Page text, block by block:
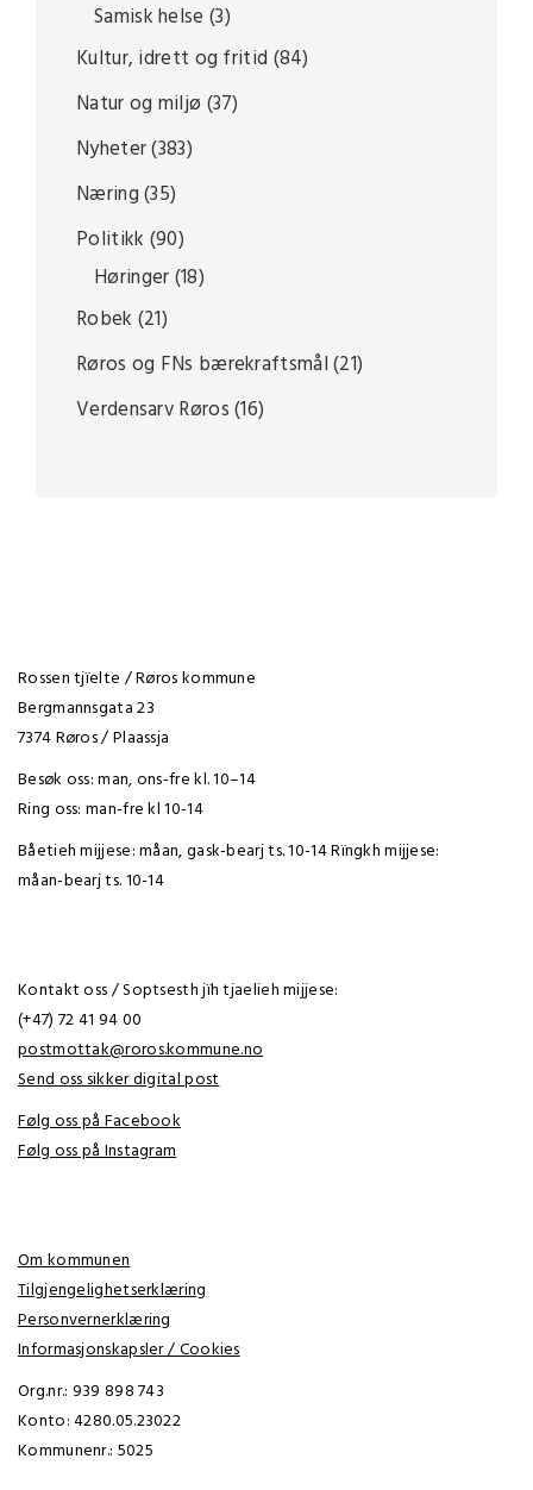
Samisk helse (3)
Kultur, idrett og fritid (84)
Natur og miljø (37)
Nyheter(383)
Næring(35)
Politikk (90)
Høringer(18)
Robek (21)
Røros og FNs bærekraftsmål(21)
Verdensarv Røros(16)
Rossen tjïelte / Røros kommune
Bergmannsgata 23
7374 Røros / Plaassja
Besøk oss: man, ons-fre kl. 10–14
Ring oss: man-fre kl 10-14
Båetieh mijjese: måan, gask-bearj ts. 10-14 Rïngkh mijjese:
måan-bearj ts. 10-14
Kontakt oss / Soptsesth jïh tjaelieh mijjese:
(+47) 72 41 94 00
postmottak@roros.kommune.no
Send oss sikker digital post
Følg oss på Facebook
Følg oss på Instagram
Om kommunen
Tilgjengelighetserklæring
Personvernerklæring
Informasjonskapsler / Cookies
Org.nr.: 939 898 743
Konto: 4280.05.23022
Kommunenr.: 5025